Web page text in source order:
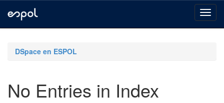
navigationDSpace en ESPOL
No Entries in Index